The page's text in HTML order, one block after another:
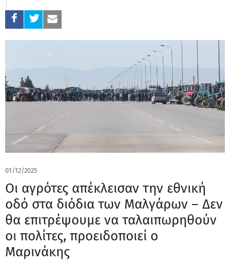
01/12/2025
Οι αγρότες απέκλεισαν την εθνική
οδό στα διόδια των Μαλγάρων – Δεν
θα επιτρέψουμε να ταλαιπωρηθούν
οι πολίτες, προειδοποιεί ο
Μαρινάκης